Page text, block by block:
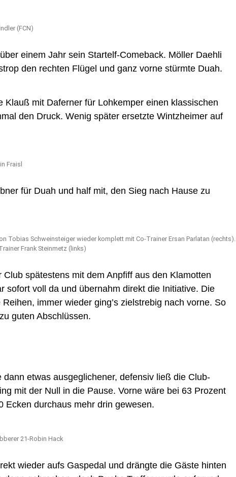
(FCN)
einem Jahr sein Startelf-Comeback. Möller Daehli
den rechten Flügel und ganz vorne stürmte Duah.
Klauß mit Daferner für Lohkemper einen klassischen
den Druck. Wenig später ersetzte Wintzheimer auf
Fraisl
für Duah und half mit, den Sieg nach Hause zu
Tobias Schweinsteiger wieder komplett mit Co-Trainer Ersan Parlatan (rechts).
Frank Steinmetz (links)
spätestens mit dem Anpfiff aus den Klamotten
sofort voll da und übernahm direkt die Initiative. Die
immer wieder ging’s zielstrebig nach vorne. So
guten Abschlüssen.
etwas ausgeglichener, defensiv ließ die Club-
mit der Null in die Pause. Vorne wäre bei 63 Prozent
Ecken durchaus mehr drin gewesen.
21-Robin Hack
wieder aufs Gaspedal und drängte die Gäste hinten